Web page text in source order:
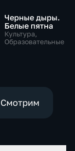
Черные дыры.
Белые пятна
Культура,
Образовательные